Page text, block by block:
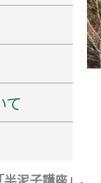
て泥子講
「半泥子講座」、